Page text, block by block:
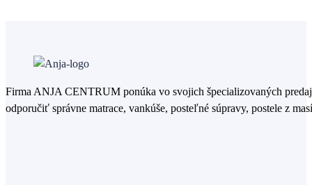
Firma ANJA CENTRUM ponúka vo svojich špecializovaných
odporučiť správne matrace, vankúše, posteľné súpravy, postele z